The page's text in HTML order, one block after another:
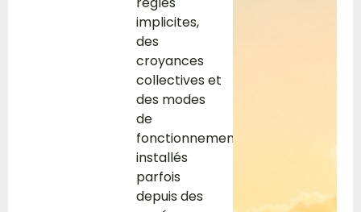
implicites,
des
croyances
collectives et
des modes
de
fonctionnement
installés
parfois
depuis des